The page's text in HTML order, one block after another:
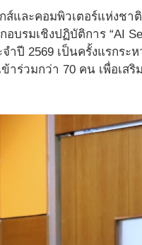
ส์และคอมพิวเตอร์แห่งชา
บรมเชิงปฏิบัติการ “AI
ำปี 2569 เป็นครั้งแรกระ
ร่วมกว่า 70 คน เพื่อเสริ